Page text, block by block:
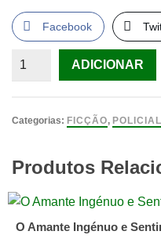
Facebook
Quantidade
Papa,
e
o
Conspiração
ADICIONAR
Categorias: FICÇÃO, POLICIAL
Produtos
O Amante Ingénuo e